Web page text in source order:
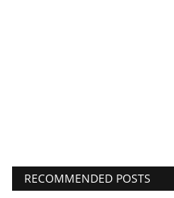
RECOMMENDED POSTS